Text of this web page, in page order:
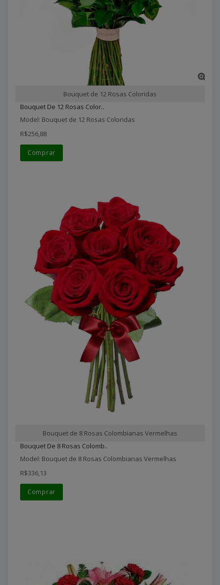
Bouquet de 12 Rosas Coloridas
Bouquet De 12 Rosas Color..
Model: Bouquet de 12 Rosas Coloridas
R$256,88
Comprar
Bouquet de 8 Rosas Colombianas Vermelhas
Bouquet De 8 Rosas Colomb..
Model: Bouquet de 8 Rosas Colombianas Vermelhas
R$336,13
Comprar